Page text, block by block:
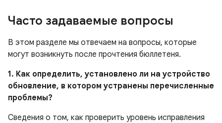
Часто задаваемые вопросы
В этом разделе мы отвечаем на вопросы, которые
могут возникнуть после прочтения бюллетеня.
1. Как определить, установлено ли на устройство
обновление, в котором устранены перечисленные
проблемы?
Сведения о том, как проверить уровень исправления